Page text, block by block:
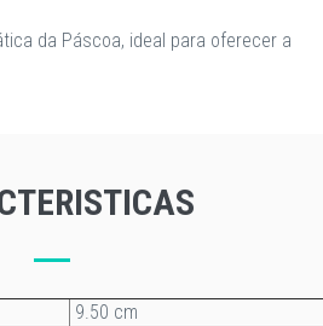
da Páscoa, ideal para oferecer a
9.50 cm